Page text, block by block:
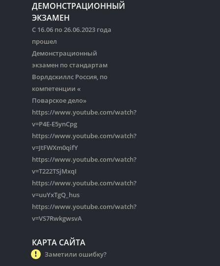
ДЕМОНСТРАЦИОННЫЙ
ЭКЗАМЕН
С 16.06 по 26.06.2023 года
прошел
Демонстрационный
экзамен по стандартам
Ворлдскиллс Россия, по
компетенции «
Поварское дело»
https://www.youtube.com/watch?
v=P4E-E5ynCpg
https://www.youtube.com/watch?
v=JtFWXm0qifY
https://www.youtube.com/watch?
v=T222TSjMxqI
https://www.youtube.com/watch?
v=uuYxTgQ_hus
https://www.youtube.com/watch?
v=VS7RwkgwsvA
КАРТА САЙТА
Заметили ошибку?